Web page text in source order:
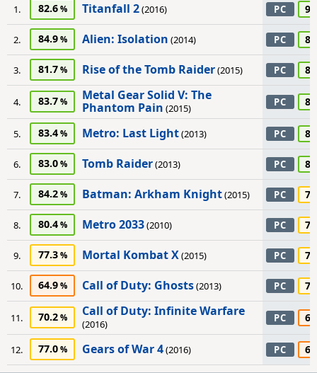
1. 82.6 Titanfall 2(2016) PC 95
2. 84.9 Alien: Isolation (2014) PC 85
3. 81.7 Rise of the Tomb Raider(2015) PC 85
4. 83.7
Metal Gear Solid V: The
Phantom Pain (2015) PC 80
5. 83.4 Metro: Last Light(2013) PC 80
6. 83.0 Tomb Raider(2013) PC 80
7. 84.2 Batman: Arkham Knight(2015) PC 75
8. 80.4 Metro 2033(2010) PC 75
9. 77.3 Mortal Kombat X(2015) PC 75
10. 64.9 Call of Duty: Ghosts(2013) PC 70
11. 70.2 Call of Duty: Infinite Warfare
(2016) PC 60
12. 77.0 Gears of War 4(2016) PC 60